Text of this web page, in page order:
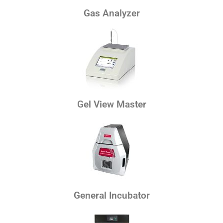
Gas Analyzer
Gel View Master
General Incubator